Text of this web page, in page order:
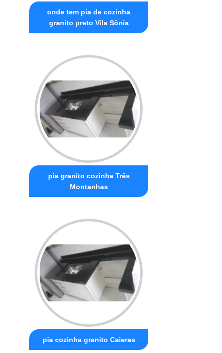
onde tem pia de cozinha
granito preto Vila Sônia
pia granito cozinha Três
Montanhas
pia cozinha granito Caieras